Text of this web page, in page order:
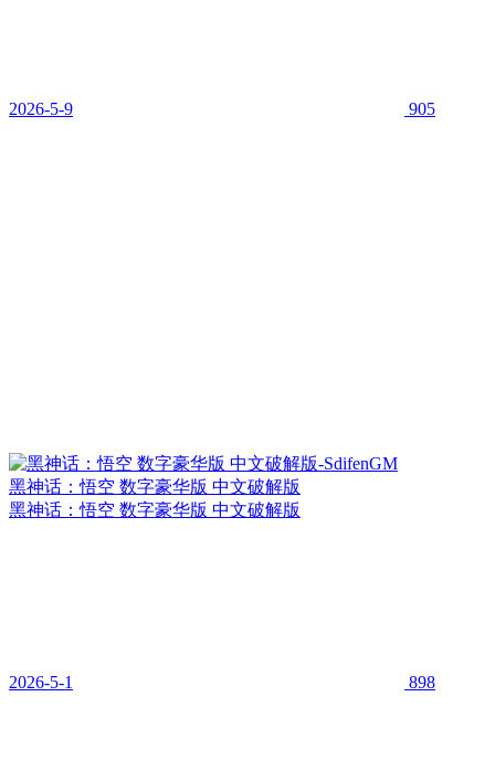
2026-5-9 905
黑神话：悟空 数字豪华版 中文破解版
黑神话：悟空 数字豪华版 中文破解版
2026-5-1 898